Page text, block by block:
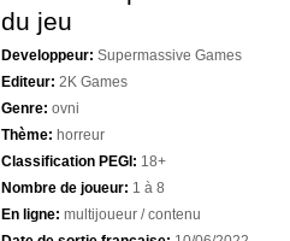
du jeu
Developpeur: Supermassive Games
Editeur: 2K Games
Genre: ovni
Thème: horreur
Classification PEGI: 18+
Nombre de joueur: 1 à 8
En ligne: multijoueur / contenu